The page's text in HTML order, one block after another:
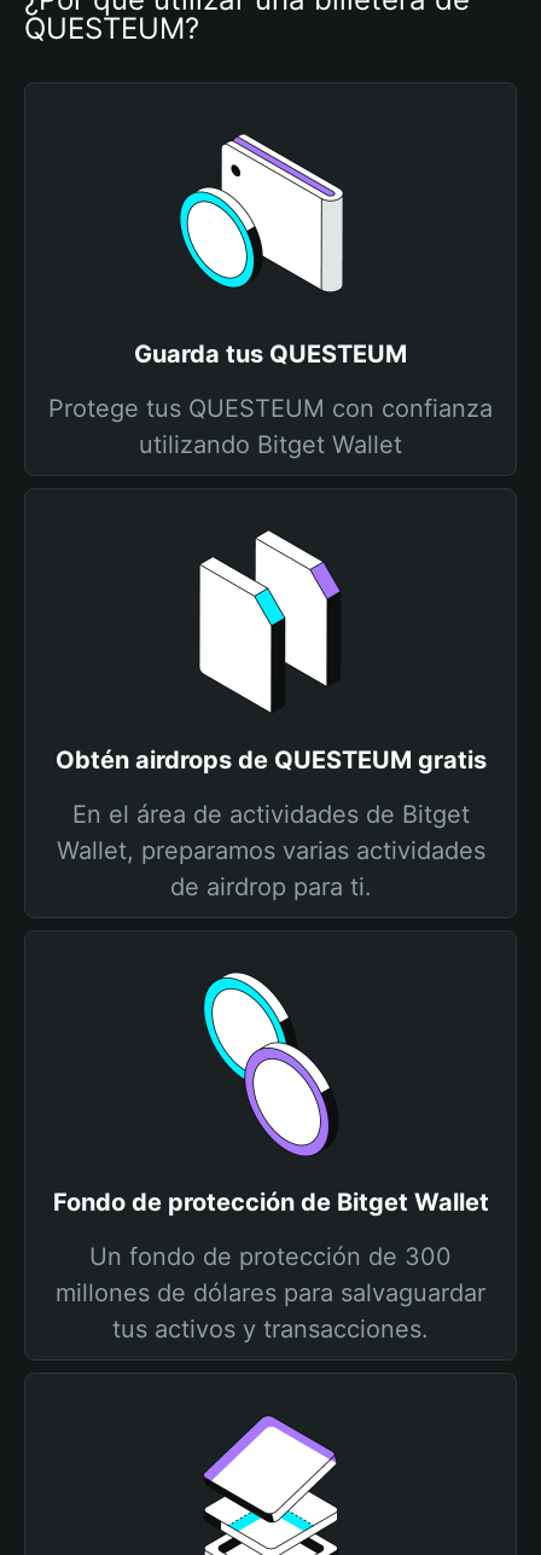
QUESTEUM?
Guarda tus QUESTEUM
Protege tus QUESTEUM con confianza
utilizando Bitget Wallet
Obtén airdrops de QUESTEUM gratis
En el área de actividades de Bitget
Wallet, preparamos varias actividades
de airdrop para ti.
Fondo de protección de Bitget Wallet
Un fondo de protección de 300
millones de dólares para salvaguardar
tus activos y transacciones.